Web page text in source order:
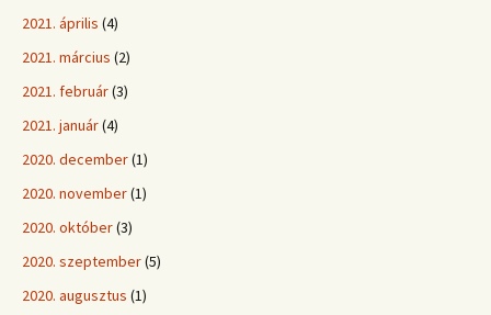
2021. április (4)
2021. március (2)
2021. február(3)
2021. január(4)
2020. december(1)
2020. november(1)
2020. október(3)
2020. szeptember(5)
2020. augusztus (1)